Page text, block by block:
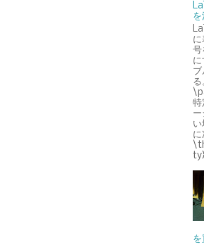
を
号
ブ
る
特
に
を